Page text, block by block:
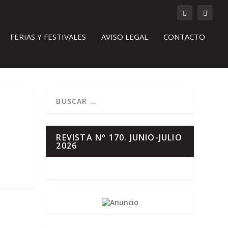
FERIAS Y FESTIVALES AVISO LEGAL CONTACTO
REVISTA Nº 170. JUNIO-JULIO
2026